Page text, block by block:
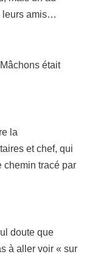
leurs amis…
était
la
et chef, qui
chemin tracé par
doute que
à aller voir « sur